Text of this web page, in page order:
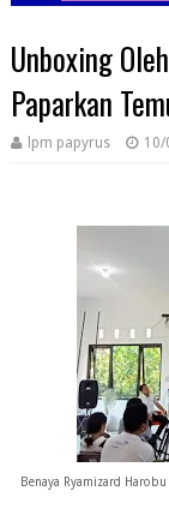
Unboxing
Paparkan
lpm papyrus 10/
Benaya Ryamizard